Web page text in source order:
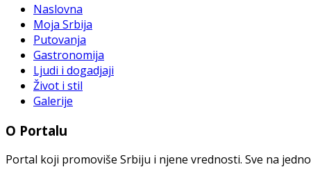
Naslovna
Moja Srbija
Putovanja
Gastronomija
Ljudi i dogadjaji
Život i stil
Galerije
O Portalu
Portal koji promoviše Srbiju i njene vrednosti. Sve na